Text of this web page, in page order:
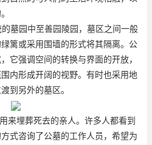
墓园中至善园陵园 ，墓区之间一般
篱或采用围墙的形式将其隔离。公
它强调空间的转换与界面的开放，
内形成开阔的视野。有时也采用地
到另外的墓区。
来埋葬死去的亲人。许多人都看到
式咨询了公墓的工作人员，希望为